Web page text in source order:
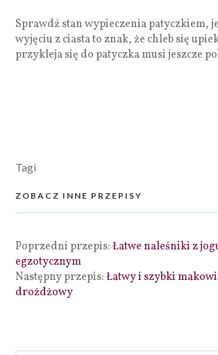
Sprawdź stan wypieczenia patyczkiem,
wyjęciu z ciasta to znak, że chleb się
przykleja się do patyczka musi jeszcze
Tagi
ZOBACZ INNE PRZEPISY
Poprzedni przepis:Łatwe naleśniki z
egzotycznym
Następny przepis:Łatwy i szybki
drożdżowy